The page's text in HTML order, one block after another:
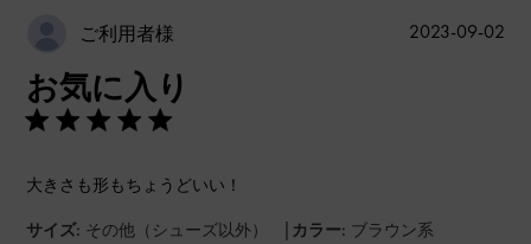
ご利用者様
お気に入り
大きさも形もちょうどいい！
サイズ: その他（シューズ以外） | カラー: ブラウン系
公
2023-09-02